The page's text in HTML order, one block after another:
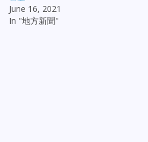
June 16, 2021
In "地方新聞"